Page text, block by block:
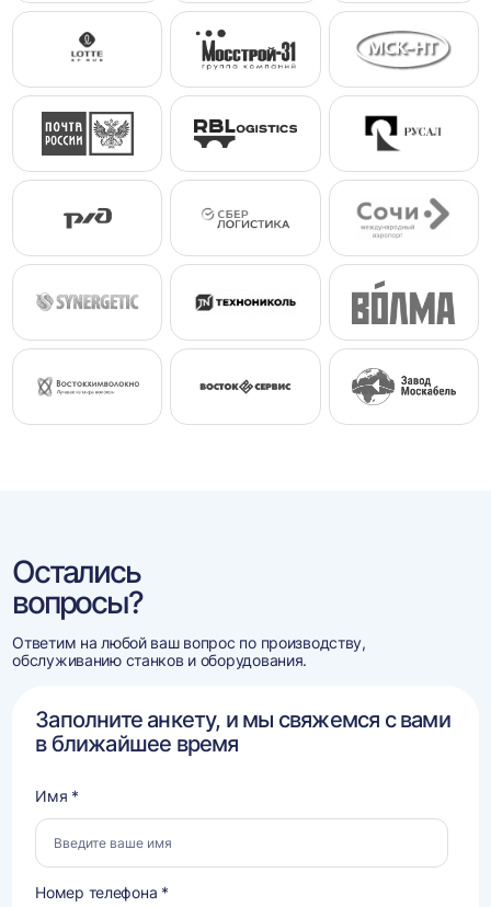
Остались
вопросы?
Ответим на любой ваш вопрос по производству,
обслуживанию станков и оборудования.
Заполните анкету, и мы свяжемся с вами
в ближайшее время
Имя *
Номер телефона *